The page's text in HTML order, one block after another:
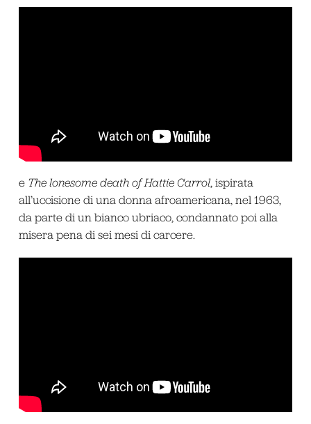
e The lonesome death of Hattie Carrol, ispirata
all’uccisione di una donna afroamericana, nel 1963,
da parte di un bianco ubriaco, condannato poi alla
misera pena di sei mesi di carcere.